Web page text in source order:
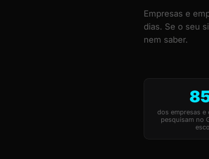
Empresas e
dias. Se o seu
nem saber.
dos empresas e
pesquisam no